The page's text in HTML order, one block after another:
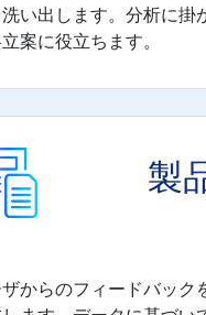
い出します。分析に掛
案に役立ちます。
製
からのフィードバック